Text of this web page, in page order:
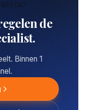
de
Binnen 1